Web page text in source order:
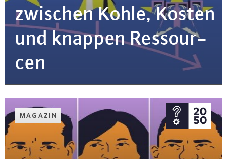
zwischen Kohle, Kosten
und knappen Res­sour­
cen
MAGAZIN